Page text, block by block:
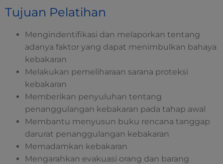
Tujuan Pelatihan
Mengindentifikasi dan melaporkan tentang
adanya faktor yang dapat menimbulkan bahaya
kebakaran
Melakukan pemeliharaan sarana proteksi
kebakaran
Memberikan penyuluhan tentang
penanggulangan kebakaran pada tahap awal
Membantu menyusun buku rencana tanggap
darurat penanggulangan kebakaran
Memadamkan kebakaran
Mengarahkan evakuasi orang dan barang